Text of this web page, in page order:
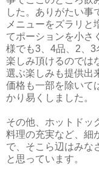
した。ありがたい事
メニューをズラリと
てポーションを小さ
様でも3、4品、2、
楽しみ頂けるのでは
選ぶ楽しみも提供出
価格も一部を除いて
かり易くしました。
その他、ホットドッ
料理の充実など、細
で、そこら辺はみな
と思っています。